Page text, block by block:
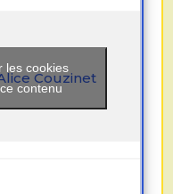
Couzinet
les cookies
contenu